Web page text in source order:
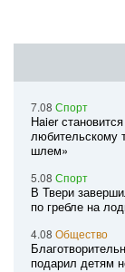
7.08 Спорт
Haier
любительскому
шлем»
5.08 Спорт
В Твери
по гребле на
4.08 Общество
подарил детям